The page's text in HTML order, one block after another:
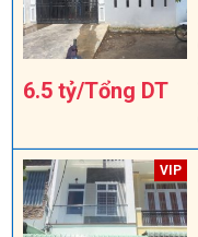
6.5 tỷ/Tổng DT